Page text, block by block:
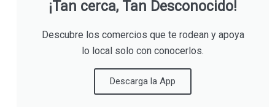
¡Tan cerca, Tan Desconocido!
Descubre los comercios que te rodean y apoya
lo local solo con conocerlos.
Descarga la App